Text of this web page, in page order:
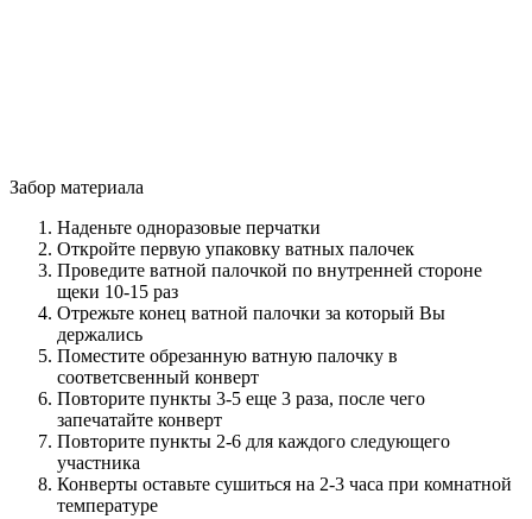
Забор материала
Наденьте одноразовые перчатки
Откройте первую упаковку ватных палочек
Проведите ватной палочкой по внутренней стороне
щеки 10-15 раз
Отрежьте конец ватной палочки за который Вы
держались
Поместите обрезанную ватную палочку в
соответсвенный конверт
Повторите пункты 3-5 еще 3 раза, после чего
запечатайте конверт
Повторите пункты 2-6 для каждого следующего
участника
Конверты оставьте сушиться на 2-3 часа при комнатной
температуре